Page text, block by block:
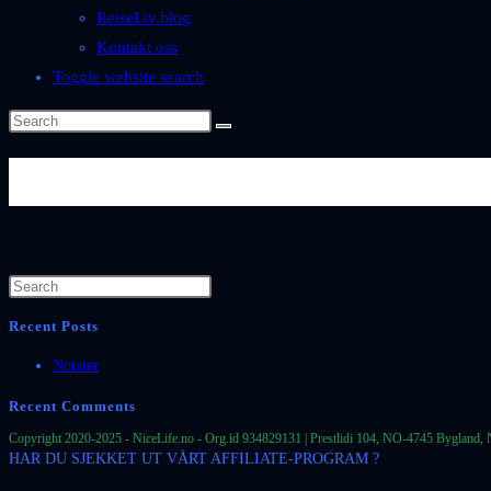
ReiseLiv.blog
Kontakt oss
Toggle website search
Recent Posts
Notater
Recent Comments
Copyright 2020-2025 - NiceLife.no - Org.id 934829131 | Prestlidi 104, NO-4745
HAR DU SJEKKET UT VÅRT AFFILIATE-PROGRAM ?